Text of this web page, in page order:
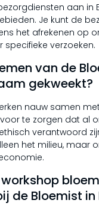
aan in
Je kunt de
het afrekenen op
specifieke verzoeken.
van de
gekweekt?
nauw samen
te zorgen dat al
verantwoord
het milieu, maar
workshop
de Bloemist in